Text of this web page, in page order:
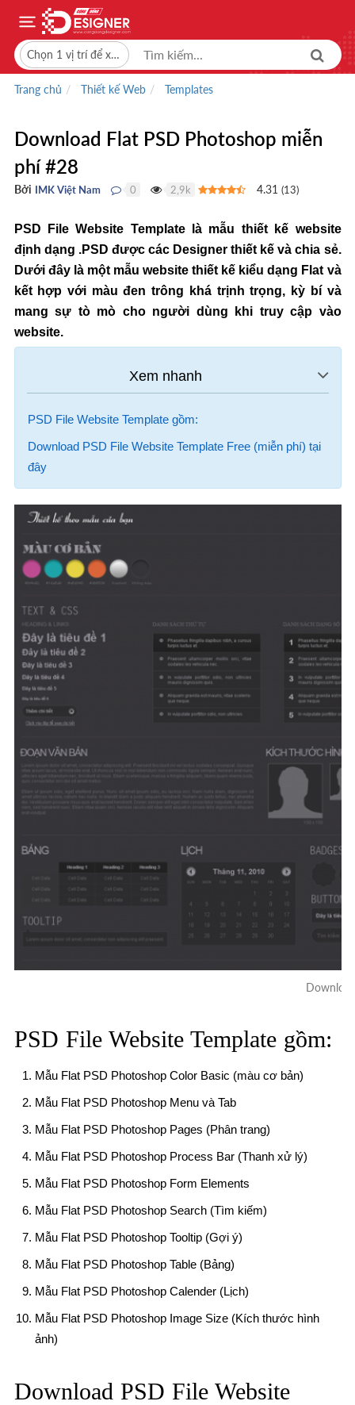
Chọn 1 vị trí để xem giá bán
Trang chủ Thiết kế Web Templates
Download Flat PSD Photoshop miễn
phí #28
Bởi IMK Việt Nam 0 2,9k 4.31 (13)
PSD File Website Template là mẫu thiết kế website
định dạng .PSD được các Designer thiết kế và chia sẻ.
Dưới đây là một mẫu website thiết kế kiểu dạng Flat và
kết hợp với màu đen trông khá trịnh trọng, kỳ bí và
mang sự tò mò cho người dùng khi truy cập vào
website.
PSD File Website Template gồm:
Download PSD File Website Template Free (miễn phí) tại
đây
PSD File Website Template gồm:
Mẫu Flat PSD Photoshop Color Basic (màu cơ bản)
Mẫu Flat PSD Photoshop Menu và Tab
Mẫu Flat PSD Photoshop Pages (Phân trang)
Mẫu Flat PSD Photoshop Process Bar (Thanh xử lý)
Mẫu Flat PSD Photoshop Form Elements
Mẫu Flat PSD Photoshop Search (Tìm kiếm)
Mẫu Flat PSD Photoshop Tooltip (Gợi ý)
Mẫu Flat PSD Photoshop Table (Bảng)
Mẫu Flat PSD Photoshop Calender (Lịch)
Mẫu Flat PSD Photoshop Image Size (Kích thước hình
ảnh)
Download PSD File Website